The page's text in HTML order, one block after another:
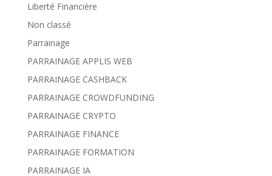
Liberté Financière
Non classé
Parrainage
PARRAINAGE APPLIS WEB
PARRAINAGE CASHBACK
PARRAINAGE CROWDFUNDING
PARRAINAGE CRYPTO
PARRAINAGE FINANCE
PARRAINAGE FORMATION
PARRAINAGE IA